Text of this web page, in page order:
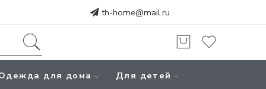
th-home@mail.ru
для дома Для детей